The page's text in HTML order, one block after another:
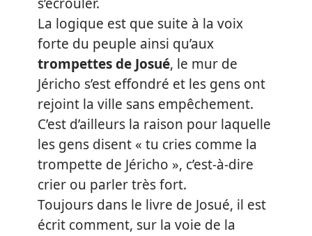
La logique est que suite à la voix
forte du peuple ainsi qu’aux
trompettes de Josué, le mur de
Jéricho s’est effondré et les gens ont
rejoint la ville sans empêchement.
C’est d’ailleurs la raison pour laquelle
les gens disent « tu cries comme la
trompette de Jéricho », c’est-à-dire
crier ou parler très fort.
Toujours dans le livre de Josué, il est
écrit comment, sur la voie de la